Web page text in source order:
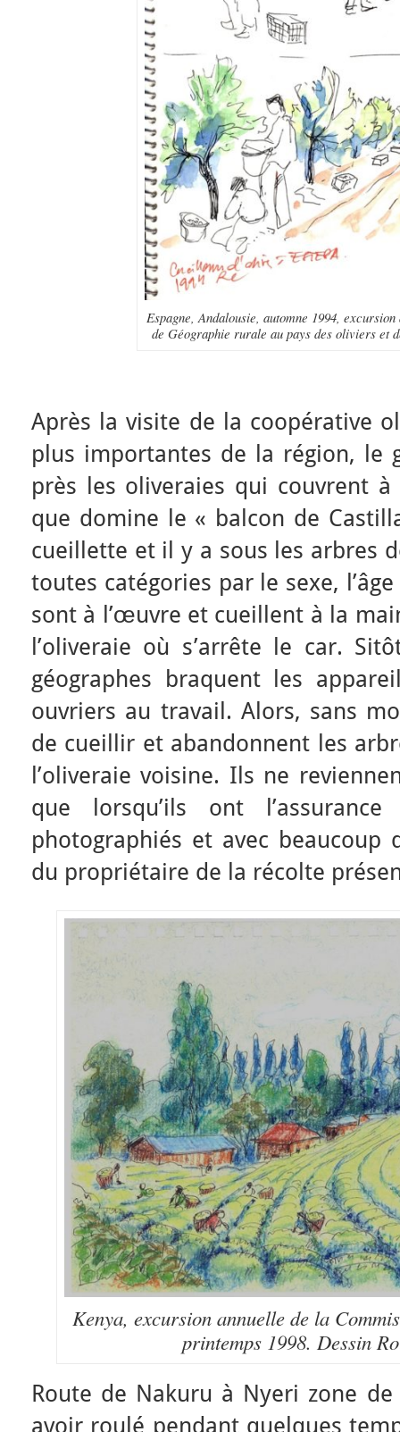
Espagne, Andalousie, automne 1994,
de Géographie rurale au pays des oliviers et
Après la visite de la coopérative
plus importantes de la région, le
près les oliveraies qui couvrent
que domine le « balcon de
cueillette et il y a sous les arbres
toutes catégories par le sexe,
sont à l’œuvre et cueillent à la
l’oliveraie où s’arrête le car.
géographes braquent les
ouvriers au travail. Alors, sans
de cueillir et abandonnent les
l’oliveraie voisine. Ils ne
que lorsqu’ils ont
photographiés et avec
du propriétaire de la récolte
Kenya, excursion annuelle de la
printemps 1998. Dessin
Route de Nakuru à Nyeri zone
avoir roulé pendant quelques